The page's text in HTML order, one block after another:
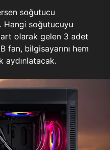
soğutucu
Hangi soğutucuyu
olarak gelen 3 adet
fan, bilgisayarını hem
aydınlatacak.